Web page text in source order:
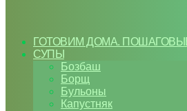
ГОТОВИМ ДОМА.
СУПЫ
Бозбаш
Борщ
Бульоны
Капустняк